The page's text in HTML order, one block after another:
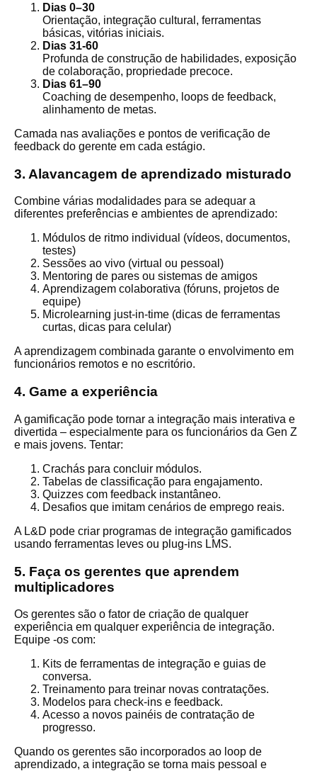
Dias 0–30
Orientação, integração cultural, ferramentas
básicas, vitórias iniciais.
Dias 31-60
Profunda de construção de habilidades, exposição
de colaboração, propriedade precoce.
Dias 61–90
Coaching de desempenho, loops de feedback,
alinhamento de metas.
Camada nas avaliações e pontos de verificação de
feedback do gerente em cada estágio.
3. Alavancagem de aprendizado misturado
Combine várias modalidades para se adequar a
diferentes preferências e ambientes de aprendizado:
Módulos de ritmo individual (vídeos, documentos,
testes)
Sessões ao vivo (virtual ou pessoal)
Mentoring de pares ou sistemas de amigos
Aprendizagem colaborativa (fóruns, projetos de
equipe)
Microlearning just-in-time (dicas de ferramentas
curtas, dicas para celular)
A aprendizagem combinada garante o envolvimento em
funcionários remotos e no escritório.
4. Game a experiência
A gamificação pode tornar a integração mais interativa e
divertida – especialmente para os funcionários da Gen Z
e mais jovens. Tentar:
Crachás para concluir módulos.
Tabelas de classificação para engajamento.
Quizzes com feedback instantâneo.
Desafios que imitam cenários de emprego reais.
A L&D pode criar programas de integração gamificados
usando ferramentas leves ou plug-ins LMS.
5. Faça os gerentes que aprendem
multiplicadores
Os gerentes são o fator de criação de qualquer
experiência em qualquer experiência de integração.
Equipe -os com:
Kits de ferramentas de integração e guias de
conversa.
Treinamento para treinar novas contratações.
Modelos para check-ins e feedback.
Acesso a novos painéis de contratação de
progresso.
Quando os gerentes são incorporados ao loop de
aprendizado, a integração se torna mais pessoal e